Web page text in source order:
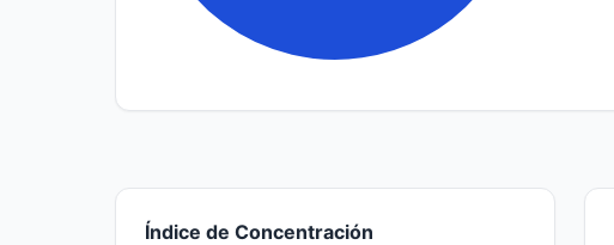
Índice de Concentración